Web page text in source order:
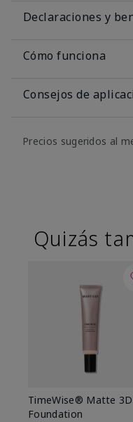
Declaraciones y
Cómo funciona
Consejos de
Precios sugeridos al
Quizás
TimeWise® Matte 3D
Foundation